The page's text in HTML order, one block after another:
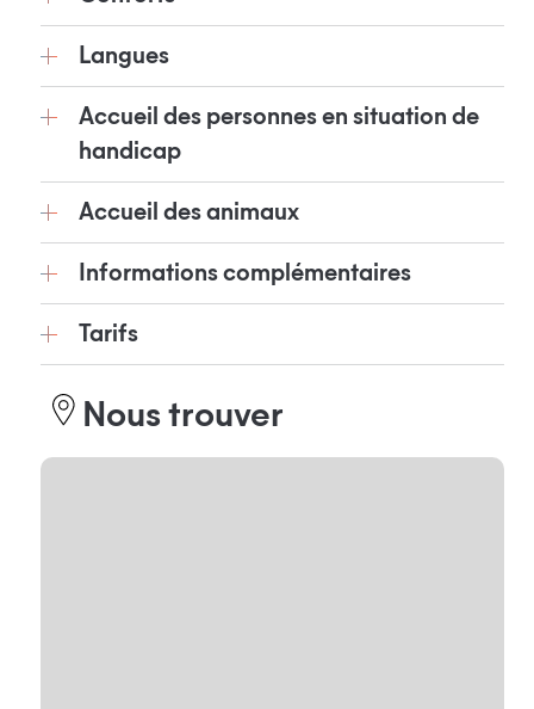
Langues
Accueil des personnes en situation de
handicap
Accueil des animaux
Informations complémentaires
Tarifs
Nous trouver